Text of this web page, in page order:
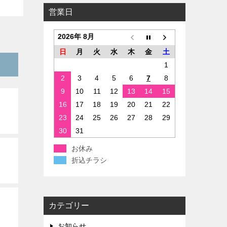
営業日
2026年 8月
日
月 火 水 木 金
土
1
2
3 4 5 6 7
8
9
10 11 12 13 14
15
16
17 18 19 20 21
22
23
24 25 26 27 28
29
30
31
お休み
折込チラシ
カテゴリー